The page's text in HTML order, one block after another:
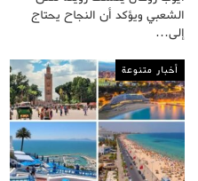
الشعبي ويؤكد أن النجاح يحتاج
إلى…
أخبار متنوعة